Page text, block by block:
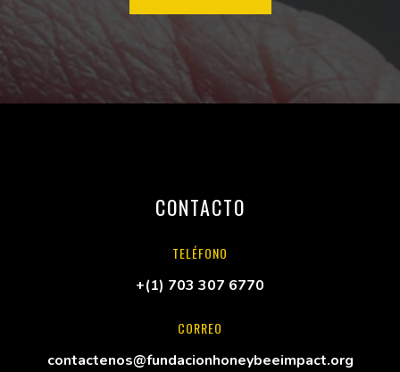
CONTACTO
TELÉFONO
+(1) 703 307 6770
CORREO
contactenos@fundacionhoneybeeimpact.org